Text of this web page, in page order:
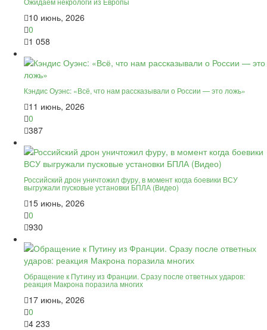
10 июнь, 2026
0
1 058
Кэндис Оуэнс: «Всё, что нам рассказывали о России — это ложь»
11 июнь, 2026
0
387
Российский дрон уничтожил фуру, в момент когда боевики ВСУ
выгружали пусковые установки БПЛА (Видео)
15 июнь, 2026
0
930
Обращение к Путину из Франции. Сразу после ответных ударов:
реакция Макрона поразила многих
17 июнь, 2026
0
4 233